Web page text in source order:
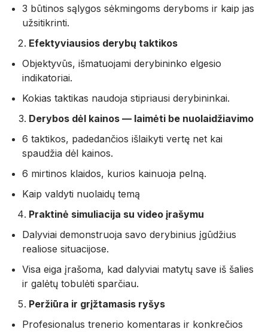
3 būtinos sąlygos sėkmingoms deryboms ir kaip jas
užsitikrinti.
Efektyviausios derybų taktikos
Objektyvūs, išmatuojami derybininko elgesio
indikatoriai.
Kokias taktikas naudoja stipriausi derybininkai.
Derybos dėl kainos — laimėti be nuolaidžiavimo
6 taktikos, padedančios išlaikyti vertę net kai
spaudžia dėl kainos.
6 mirtinos klaidos, kurios kainuoja pelną.
Kaip valdyti nuolaidų temą
Praktinė simuliacija su video įrašymu
Dalyviai demonstruoja savo derybinius įgūdžius
realiose situacijose.
Visa eiga įrašoma, kad dalyviai matytų save iš šalies
ir galėtų tobulėti sparčiau.
Peržiūra ir grįžtamasis ryšys
Profesionalus trenerio komentaras ir konkrečios